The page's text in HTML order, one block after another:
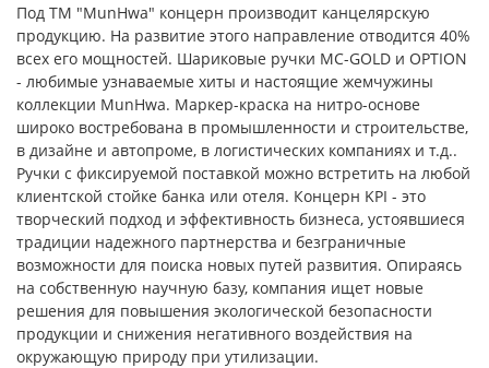
Под ТМ "MunHwa" концерн производит канцелярскую
продукцию. На развитие этого направление отводится 40%
всех его мощностей. Шариковые ручки MC-GOLD и OPTION
- любимые узнаваемые хиты и настоящие жемчужины
коллекции MunHwa. Маркер-краска на нитро-основе
широко востребована в промышленности и строительстве,
в дизайне и автопроме, в логистических компаниях и т.д..
Ручки с фиксируемой поставкой можно встретить на любой
клиентской стойке банка или отеля. Концерн KPI - это
творческий подход и эффективность бизнеса, устоявшиеся
традиции надежного партнерства и безграничные
возможности для поиска новых путей развития. Опираясь
на собственную научную базу, компания ищет новые
решения для повышения экологической безопасности
продукции и снижения негативного воздействия на
окружающую природу при утилизации.